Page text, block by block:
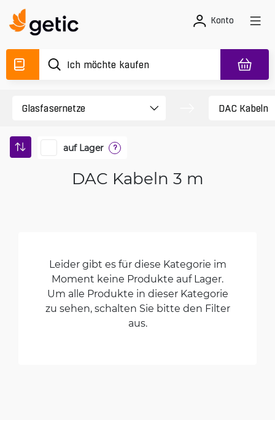
Konto
auf Lager ?
DAC Kabeln 3 m
Leider gibt es für diese Kategorie im
Moment keine Produkte auf Lager.
Um alle Produkte in dieser Kategorie
zu sehen, schalten Sie bitte den Filter
aus.